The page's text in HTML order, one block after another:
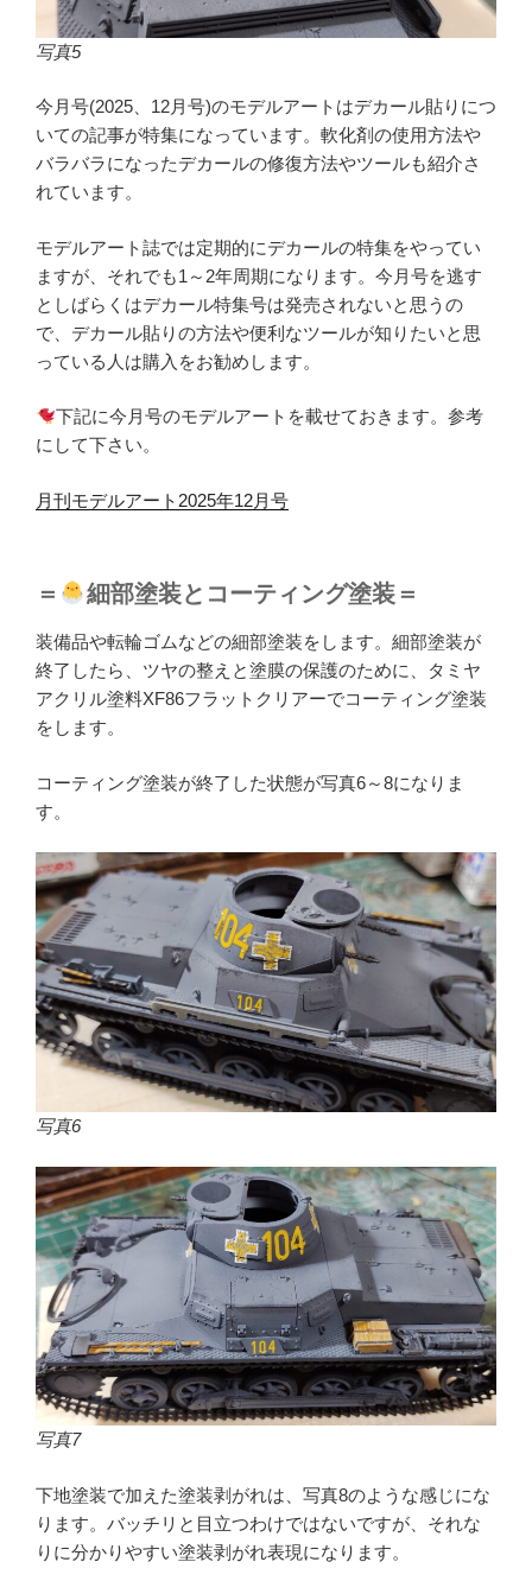
写真5
今月号(2025、12月号)のモデルアートはデカール貼りにつ
いての記事が特集になっています。軟化剤の使用方法や
バラバラになったデカールの修復方法やツールも紹介さ
れています。
モデルアート誌では定期的にデカールの特集をやってい
ますが、それでも1～2年周期になります。今月号を逃す
としばらくはデカール特集号は発売されないと思うの
で、デカール貼りの方法や便利なツールが知りたいと思
っている人は購入をお勧めします。
下記に今月号のモデルアートを載せておきます。参考
にして下さい。
月刊モデルアート2025年12月号
＝ 細部塗装とコーティング塗装＝
装備品や転輪ゴムなどの細部塗装をします。細部塗装が
終了したら、ツヤの整えと塗膜の保護のために、タミヤ
アクリル塗料XF86フラットクリアーでコーティング塗装
をします。
コーティング塗装が終了した状態が写真6～8になりま
す。
写真6
写真7
下地塗装で加えた塗装剥がれは、写真8のような感じにな
ります。バッチリと目立つわけではないですが、それな
りに分かりやすい塗装剥がれ表現になります。